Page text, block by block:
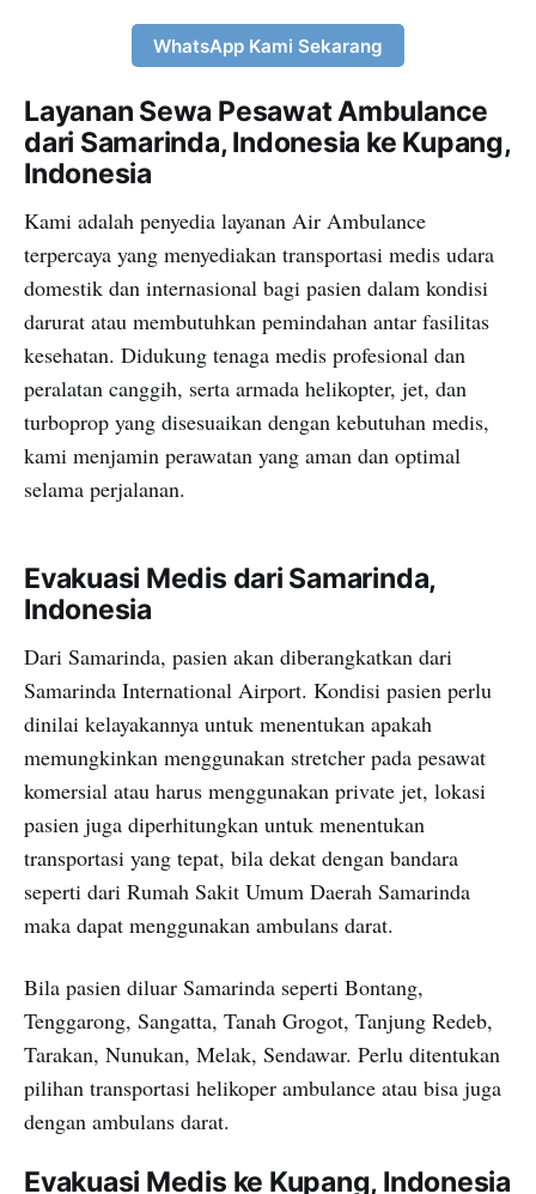
WhatsApp Kami Sekarang
Layanan Sewa Pesawat Ambulance
dari Samarinda, Indonesia ke Kupang,
Indonesia
Kami adalah penyedia layanan Air Ambulance
terpercaya yang menyediakan transportasi medis udara
domestik dan internasional bagi pasien dalam kondisi
darurat atau membutuhkan pemindahan antar fasilitas
kesehatan. Didukung tenaga medis profesional dan
peralatan canggih, serta armada helikopter, jet, dan
turboprop yang disesuaikan dengan kebutuhan medis,
kami menjamin perawatan yang aman dan optimal
selama perjalanan.
Evakuasi Medis dari Samarinda,
Indonesia
Dari Samarinda, pasien akan diberangkatkan dari
Samarinda International Airport. Kondisi pasien perlu
dinilai kelayakannya untuk menentukan apakah
memungkinkan menggunakan stretcher pada pesawat
komersial atau harus menggunakan private jet, lokasi
pasien juga diperhitungkan untuk menentukan
transportasi yang tepat, bila dekat dengan bandara
seperti dari Rumah Sakit Umum Daerah Samarinda
maka dapat menggunakan ambulans darat.
Bila pasien diluar Samarinda seperti Bontang,
Tenggarong, Sangatta, Tanah Grogot, Tanjung Redeb,
Tarakan, Nunukan, Melak, Sendawar. Perlu ditentukan
pilihan transportasi helikoper ambulance atau bisa juga
dengan ambulans darat.
Evakuasi Medis ke Kupang, Indonesia